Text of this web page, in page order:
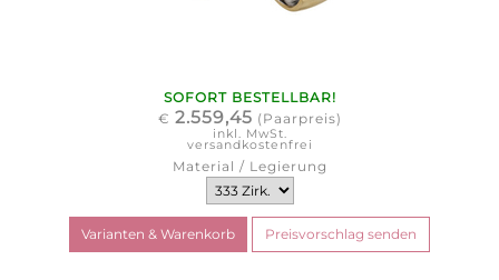
SOFORT BESTELLBAR!
€ 2.559,45 (Paarpreis)
inkl. MwSt.
versandkostenfrei
Material / Legierung